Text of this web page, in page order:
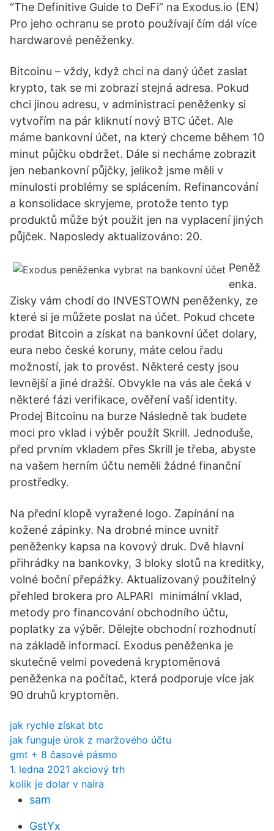
“The Definitive Guide to DeFi” na Exodus.io (EN)
Pro jeho ochranu se proto používají čím dál více
hardwarové peněženky.
Bitcoinu – vždy, když chci na daný účet zaslat
krypto, tak se mi zobrazí stejná adresa. Pokud
chci jinou adresu, v administraci peněženky si
vytvořím na pár kliknutí nový BTC účet. Ale
máme bankovní účet, na který chceme během 10
minut půjčku obdržet. Dále si necháme zobrazit
jen nebankovní půjčky, jelikož jsme měli v
minulosti problémy se splácením. Refinancování
a konsolidace skryjeme, protože tento typ
produktů může být použit jen na vyplacení jiných
půjček. Naposledy aktualizováno: 20.
Peněž
enka.
Zisky vám chodí do INVESTOWN peněženky, ze
které si je můžete poslat na účet. Pokud chcete
prodat Bitcoin a získat na bankovní účet dolary,
eura nebo české koruny, máte celou řadu
možností, jak to provést. Některé cesty jsou
levnější a jiné dražší. Obvykle na vás ale čeká v
některé fázi verifikace, ověření vaší identity.
Prodej Bitcoinu na burze Následně tak budete
moci pro vklad i výběr použít Skrill. Jednoduše,
před prvním vkladem přes Skrill je třeba, abyste
na vašem herním účtu neměli žádné finanční
prostředky.
Na přední klopě vyražené logo. Zapínání na
kožené zápinky. Na drobné mince uvnitř
peněženky kapsa na kovový druk. Dvě hlavní
přihrádky na bankovky, 3 bloky slotů na kreditky,
volné boční přepážky. Aktualizovaný použitelný
přehled brokera pro ALPARI ️ minimální vklad,
metody pro financování obchodního účtu,
poplatky za výběr. Dělejte obchodní rozhodnutí
na základě informací. Exodus peněženka je
skutečně velmi povedená kryptoměnová
peněženka na počítač, která podporuje více jak
90 druhů kryptoměn.
jak rychle získat btc
jak funguje úrok z maržového účtu
gmt + 8 časové pásmo
1. ledna 2021 akciový trh
kolik je dolar v naira
sam
GstYx